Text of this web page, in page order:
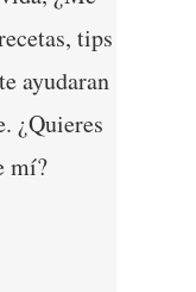
tips
ayudaran
¿Quieres
mí?